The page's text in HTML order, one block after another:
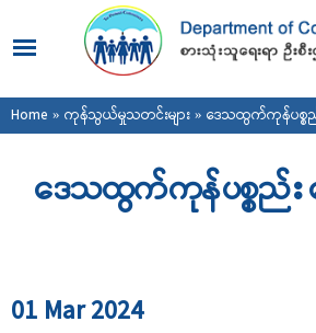
main
content
You are here
Home » ကုန်သွယ်မှုသတင်းများ» ဒေသထွက်ကုန်ပစ္စည်း
ဒေသထွက်ကုန်ပစ္စည်း ဈ
01 Mar 2024